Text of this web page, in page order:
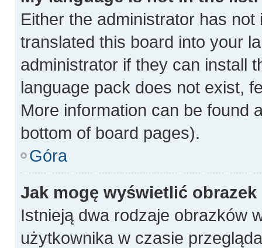
Either the administrator has
translated this board into your
administrator if they can install
language pack does not exist,
More information can be found
bottom of board pages).
Góra
Jak mogę wyświetlić
Istnieją dwa rodzaje obrazków
użytkownika w czasie